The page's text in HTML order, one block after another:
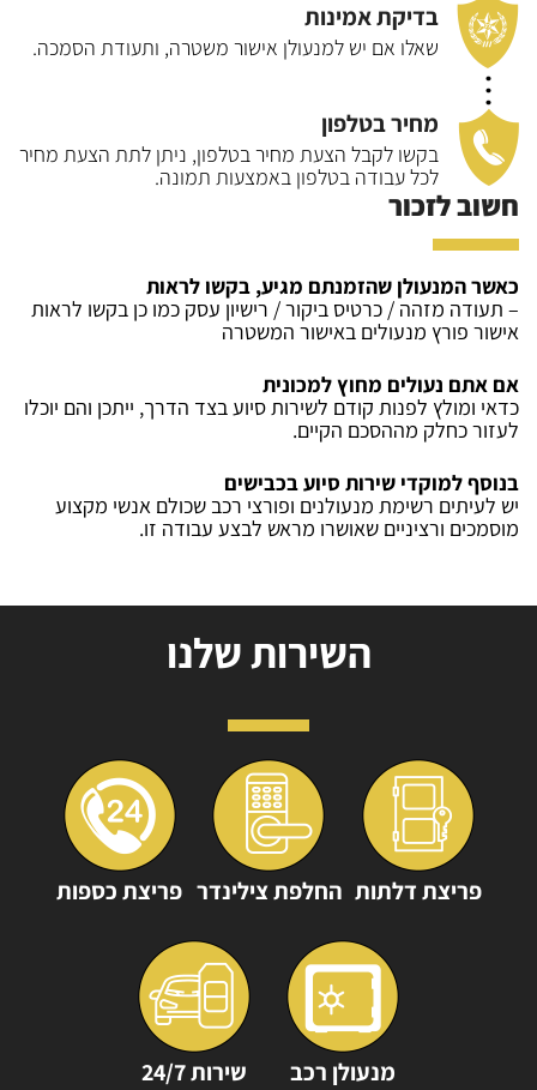
בדיקת אמינות
שאלו אם יש למנעולן אישור משטרה, ותעודת הסמכה.
מחיר בטלפון
בקשו לקבל הצעת מחיר בטלפון, ניתן לתת הצעת מחיר
לכל עבודה בטלפון באמצעות תמונה.
חשוב לזכור
כאשר המנעולן שהזמנתם מגיע, בקשו לראות
– תעודה מזהה / כרטיס ביקור / רישיון עסק כמו כן בקשו לראות
אישור פורץ מנעולים באישור המשטרה
אם אתם נעולים מחוץ למכונית
כדאי ומולץ לפנות קודם לשירות סיוע בצד הדרך, ייתכן והם יוכלו
לעזור כחלק מההסכם הקיים.
בנוסף למוקדי שירות סיוע בכבישים
יש לעיתים רשימת מנעולנים ופורצי רכב שכולם אנשי מקצוע
מוסמכים ורציניים שאושרו מראש לבצע עבודה זו.
השירות שלנו
פריצת דלתות החלפת צילינדר פריצת כספות
מנעולן רכב
שירות 24/7